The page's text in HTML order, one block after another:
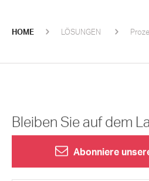
HOME LÖSUNGEN
Bleiben Sie auf dem
Abonniere